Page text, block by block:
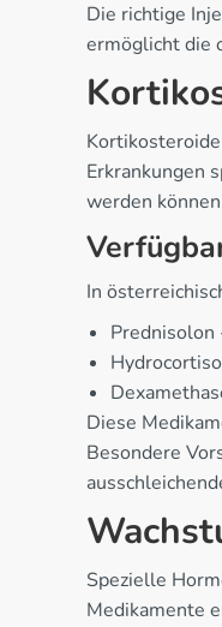
Die richtige
ermöglicht die
Erkrankungen
werden
In
Prednisolon
Diese
Besondere
Spezielle
Medikamente